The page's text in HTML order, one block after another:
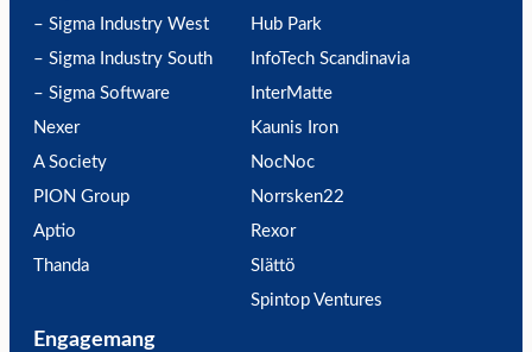
– Sigma Industry West
– Sigma Industry South
– Sigma Software
Nexer
A Society
PION Group
Aptio
Thanda
Hub Park
InfoTech Scandinavia
InterMatte
Kaunis Iron
NocNoc
Norrsken22
Rexor
Slättö
Spintop Ventures
Engagemang